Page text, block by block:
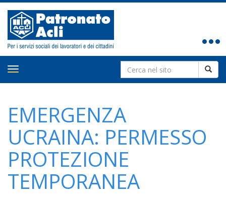
Toggle
Toggle
Search
for:
EMERGENZA
UCRAINA: PERMESSO
PROTEZIONE
TEMPORANEA